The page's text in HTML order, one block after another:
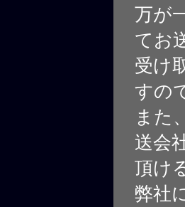
万が
てお
受け
すの
また
送会
頂け
弊社